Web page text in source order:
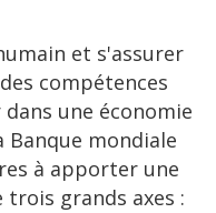
et s'assurer
compétences
une économie
Banque mondiale
à apporter une
grands axes :